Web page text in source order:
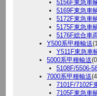
5156F東急車
5169F東急車
5172F東急車
5175F東急車
5176F総合車
Y500系甲種輸送
Y511F東急車
5000系甲種輸送
5108F/5506-
7000系甲種輸送
7101F/7102F
7105F東急車